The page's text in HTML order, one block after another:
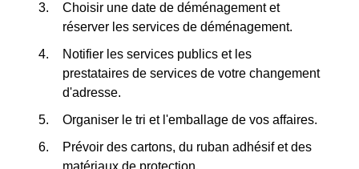
Choisir une date de déménagement et
réserver les services de déménagement.
Notifier les services publics et les
prestataires de services de votre changement
d'adresse.
Organiser le tri et l'emballage de vos affaires.
Prévoir des cartons, du ruban adhésif et des
matériaux de protection.